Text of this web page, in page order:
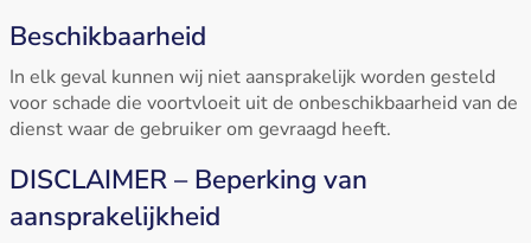
Beschikbaarheid
In elk geval kunnen wij niet aansprakelijk worden gesteld
voor schade die voortvloeit uit de onbeschikbaarheid van de
dienst waar de gebruiker om gevraagd heeft.
DISCLAIMER – Beperking van
aansprakelijkheid